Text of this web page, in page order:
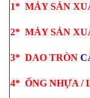
1* MÁY SẢN
2* MÁY SẢN
3* DAO TRÒN
4* ỐNG NHỰA /